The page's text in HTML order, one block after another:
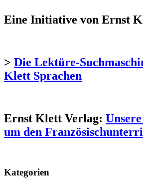
Eine Initiative von Ernst
> Die Lektüre-
Klett Sprachen
Ernst Klett Verlag:
um den
Kategorien